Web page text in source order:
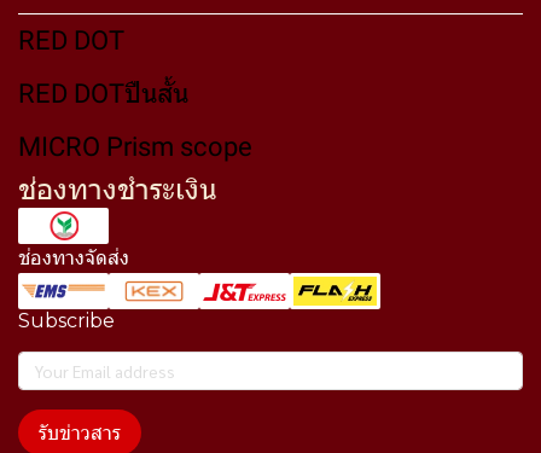
RED DOT
RED DOTปืนสั้น
MICRO Prism scope
ช่องทางชำระเงิน
ช่องทางจัดส่ง
Subscribe
รับข่าวสาร